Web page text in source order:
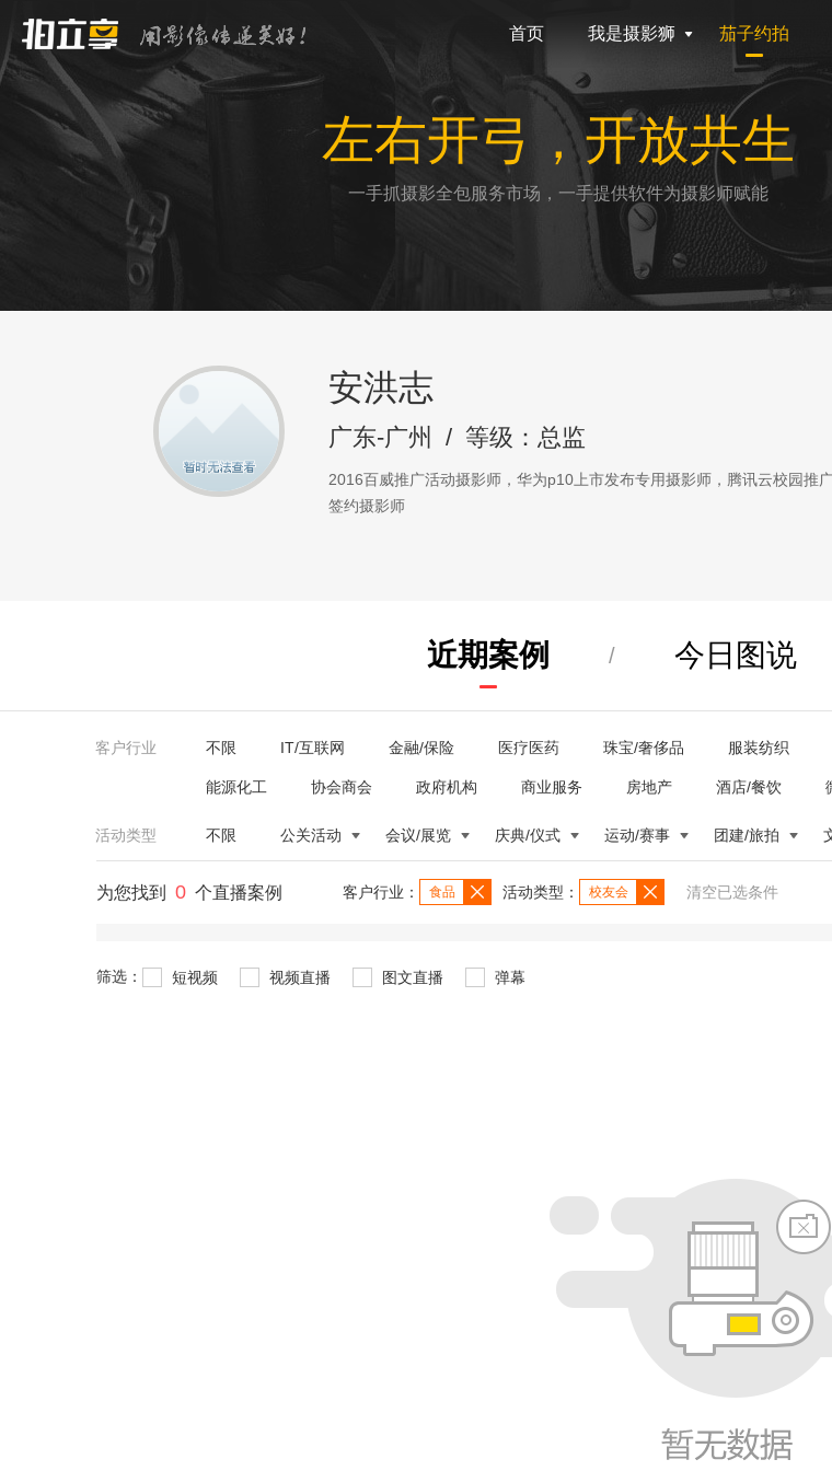
首页 我是摄影狮 茄子约拍
左右开弓，开放共生
一手抓摄影全包服务市场，一手提供软件为摄影师赋能
安洪志
广东-广州 / 等级：总监
2016百威推广活动摄影师，华为p10上市发布专用摄影师，腾讯云校园推
签约摄影师
近期案例 / 今日图说
客户行业 不限 IT/互联网 金融/保险 医疗医药 珠宝/奢侈品 服装纺织
能源化工 协会商会 政府机构 商业服务 房地产 酒店/餐饮
活动类型 不限 公关活动 会议/展览 庆典/仪式 运动/赛事 团建/旅拍
为您找到 0 个直播案例 客户行业： 食品 活动类型： 校友会 清空已选条件
筛选： 短视频 视频直播 图文直播 弹幕